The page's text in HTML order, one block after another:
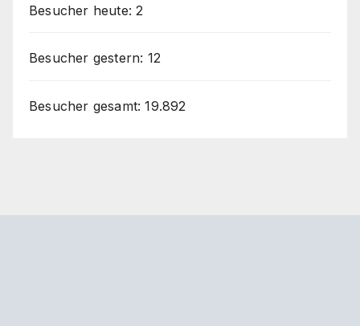
Besucher heute:2
Besucher gestern: 12
Besucher gesamt:19.892